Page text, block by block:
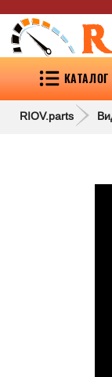
RIOV.parts